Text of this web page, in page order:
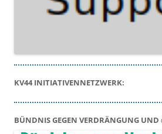
KV44 INITIATIVENNETZWERK:
BÜNDNIS GEGEN VERDRÄNGUNG